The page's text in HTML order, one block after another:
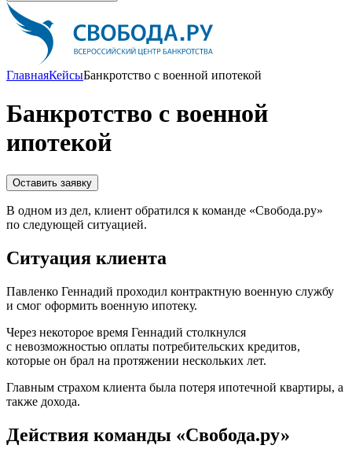
ГлавнаяКейсыБанкротство с военной ипотекой
Банкротство с военной
ипотекой
Оставить заявку
В одном из дел, клиент обратился к команде «Свобода.ру»
по следующей ситуацией.
Ситуация клиента
Павленко Геннадий проходил контрактную военную службу
и смог оформить военную ипотеку.
Через некоторое время Геннадий столкнулся
с невозможностью оплаты потребительских кредитов,
которые он брал на протяжении нескольких лет.
Главным страхом клиента была потеря ипотечной квартиры, а
также дохода.
Действия команды «Свобода.ру»